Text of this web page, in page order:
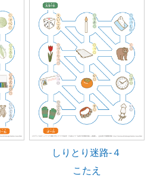
しりとり迷路-４
こたえ